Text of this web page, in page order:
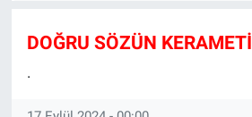
DOĞRU SÖZÜN KERAMETİ
.
Sağlık